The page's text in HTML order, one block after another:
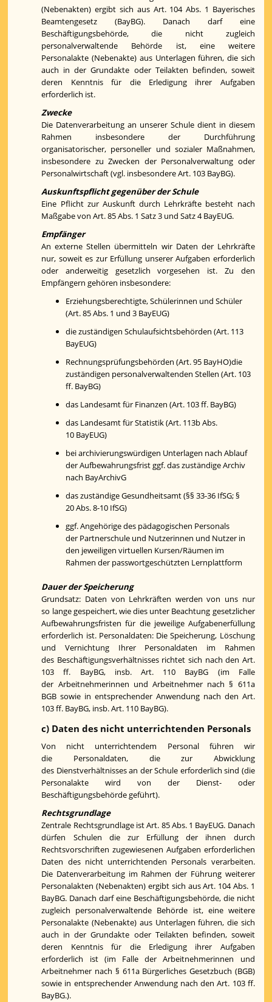
(Nebenakten) ergibt sich aus Art. 104 Abs. 1 Bayerisches
Beamtengesetz (BayBG). Danach darf eine
Beschäftigungsbehörde, die nicht zugleich
personalverwaltende Behörde ist, eine weitere
Personalakte (Nebenakte) aus Unterlagen führen, die sich
auch in der Grundakte oder Teilakten befinden, soweit
deren Kenntnis für die Erledigung ihrer Aufgaben
erforderlich ist.
Zwecke
Die Datenverarbeitung an unserer Schule dient in diesem
Rahmen insbesondere der Durchführung
organisatorischer, personeller und sozialer Maßnahmen,
insbesondere zu Zwecken der Personalverwaltung oder
Personalwirtschaft (vgl. insbesondere Art. 103 BayBG).
Auskunftspflicht gegenüber der Schule
Eine Pflicht zur Auskunft durch Lehrkräfte besteht nach
Maßgabe von Art. 85 Abs. 1 Satz 3 und Satz 4 BayEUG.
Empfänger
An externe Stellen übermitteln wir Daten der Lehrkräfte
nur, soweit es zur Erfüllung unserer Aufgaben erforderlich
oder anderweitig gesetzlich vorgesehen ist. Zu den
Empfängern gehören insbesondere:
Erziehungsberechtigte, Schülerinnen und Schüler
(Art. 85 Abs. 1 und 3 BayEUG)
die zuständigen Schulaufsichtsbehörden (Art. 113
BayEUG)
Rechnungsprüfungsbehörden (Art. 95 BayHO)die
zuständigen personalverwaltenden Stellen (Art. 103
ff. BayBG)
das Landesamt für Finanzen (Art. 103 ff. BayBG)
das Landesamt für Statistik (Art. 113b Abs.
10 BayEUG)
bei archivierungswürdigen Unterlagen nach Ablauf
der Aufbewahrungsfrist ggf. das zuständige Archiv
nach BayArchivG
das zuständige Gesundheitsamt (§§ 33-36 IfSG; §
20 Abs. 8-10 IfSG)
ggf. Angehörige des pädagogischen Personals
der Partnerschule und Nutzerinnen und Nutzer in
den jeweiligen virtuellen Kursen/Räumen im
Rahmen der passwortgeschützten Lernplattform
Dauer der Speicherung
Grundsatz: Daten von Lehrkräften werden von uns nur
so lange gespeichert, wie dies unter Beachtung gesetzlicher
Aufbewahrungsfristen für die jeweilige Aufgabenerfüllung
erforderlich ist. Personaldaten: Die Speicherung, Löschung
und Vernichtung Ihrer Personaldaten im Rahmen
des Beschäftigungsverhältnisses richtet sich nach den Art.
103 ff. BayBG, insb. Art. 110 BayBG (im Falle
der Arbeitnehmerinnen und Arbeitnehmer nach § 611a
BGB sowie in entsprechender Anwendung nach den Art.
103 ff. BayBG, insb. Art. 110 BayBG).
c) Daten des nicht unterrichtenden Personals
Von nicht unterrichtendem Personal führen wir
die Personaldaten, die zur Abwicklung
des Dienstverhältnisses an der Schule erforderlich sind (die
Personalakte wird von der Dienst- oder
Beschäftigungsbehörde geführt).
Rechtsgrundlage
Zentrale Rechtsgrundlage ist Art. 85 Abs. 1 BayEUG. Danach
dürfen Schulen die zur Erfüllung der ihnen durch
Rechtsvorschriften zugewiesenen Aufgaben erforderlichen
Daten des nicht unterrichtenden Personals verarbeiten.
Die Datenverarbeitung im Rahmen der Führung weiterer
Personalakten (Nebenakten) ergibt sich aus Art. 104 Abs. 1
BayBG. Danach darf eine Beschäftigungsbehörde, die nicht
zugleich personalverwaltende Behörde ist, eine weitere
Personalakte (Nebenakte) aus Unterlagen führen, die sich
auch in der Grundakte oder Teilakten befinden, soweit
deren Kenntnis für die Erledigung ihrer Aufgaben
erforderlich ist (im Falle der Arbeitnehmerinnen und
Arbeitnehmer nach § 611a Bürgerliches Gesetzbuch (BGB)
sowie in entsprechender Anwendung nach den Art. 103 ff.
BayBG.).